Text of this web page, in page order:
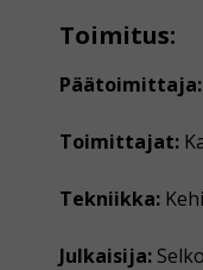
Toimitus:
Päätoimittaja:
Toimittajat:
Tekniikka:
Julkaisija: